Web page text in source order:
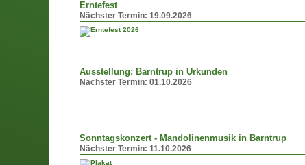
Erntefest
Nächster Termin: 19.09.2026
Ausstellung: Barntrup in Urkunden
Nächster Termin: 01.10.2026
Sonntagskonzert - Mandolinenmusik in Barntrup
Nächster Termin: 11.10.2026